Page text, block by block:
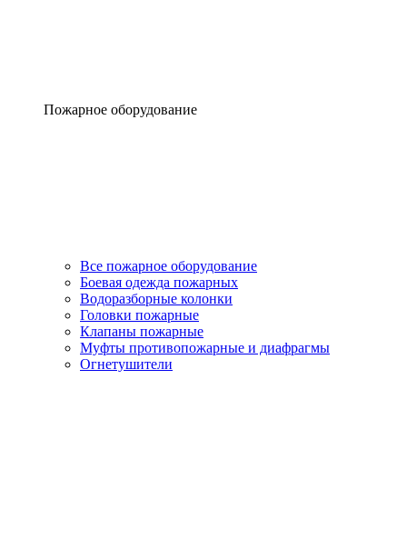
Пожарное оборудование
Все пожарное оборудование
Боевая одежда пожарных
Водоразборные колонки
Головки пожарные
Клапаны пожарные
Муфты противопожарные и диафрагмы
Огнетушители